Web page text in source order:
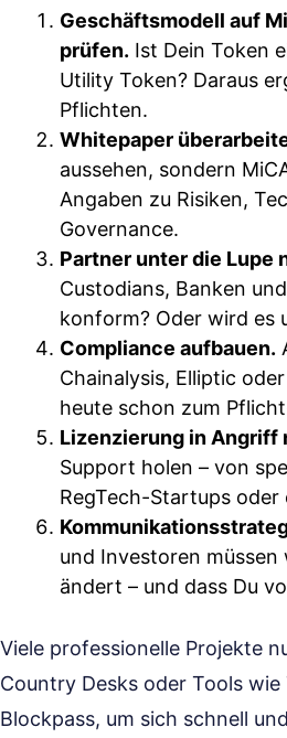
Geschäftsmodell auf
prüfen. Ist Dein Token
Utility Token? Daraus
Pflichten.
Whitepaper
aussehen, sondern
Angaben zu Risiken,
Governance.
Partner unter die Lupe
Custodians, Banken
konform? Oder wird es
Compliance aufbauen.
Chainalysis, Elliptic
heute schon zum
Lizenzierung in Angriff
Support holen – von
RegTech-Startups
und Investoren müssen
ändert – und dass Du
Viele professionelle Projekte
Country Desks oder Tools wie
Blockpass, um sich schnell